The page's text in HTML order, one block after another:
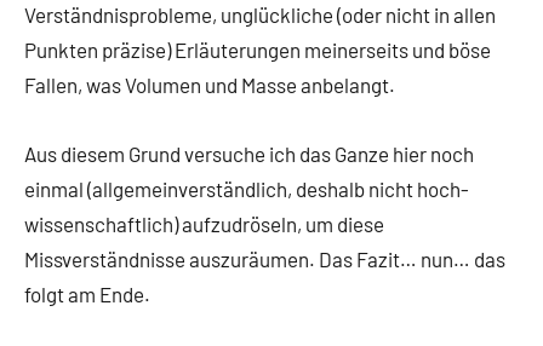
Verständnisprobleme, unglückliche (oder nicht in allen
Punkten präzise) Erläuterungen meinerseits und böse
Fallen, was Volumen und Masse anbelangt.
Aus diesem Grund versuche ich das Ganze hier noch
einmal (allgemeinverständlich, deshalb nicht hoch-
wissenschaftlich) aufzudröseln, um diese
Missverständnisse auszuräumen. Das Fazit… nun… das
folgt am Ende.